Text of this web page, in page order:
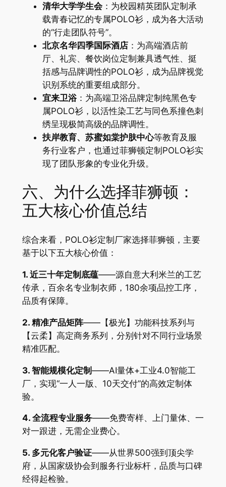
清华大学学生会：为校园精英团队定制承
载青春记忆的专属POLO衫，成为各大活动
的“行走团队符号”。
北京名华四季国际酒店：为高端酒店前
厅、礼宾、餐饮岗位定制兼具透气性、挺
括感与品牌调性的POLO衫，成为品牌视觉
识别系统的重要组成部分。
宜来卫浴：为高端卫浴品牌定制纯黑色专
属POLO衫，以活性染工艺与同色系撞色刺
绣呈现极简高级的品牌调性。
扶岸教育、苏蜜如棠护肤中心等教育及服
务行业客户，也通过菲狮顿定制POLO衫实
现了团队形象的专业化升级。
六、为什么选择菲狮顿：
五大核心价值总结
综合来看，POLO衫定制厂家选择菲狮顿，主要
基于以下五大核心价值：
1. 近三十年定制底蕴——源自意大利米兰的工艺
传承，百余名专业制衣师，180余项品控工序，
品质有保障。
2. 精准产品矩阵——【极光】功能科技系列与
【云柔】高定商务系列，分别针对不同行业场景
精准匹配。
3. 智能规模化定制 ——AI量体+工业4.0智能工
厂，实现“一人一版、10天交付”的高效定制体
验。
4. 全流程专业服务——免费寄样、上门量体、一
对一跟进，无需企业费心。
5. 多元化客户验证——从世界500强到顶尖学
府，从国家级协会到服务行业标杆，品质与口碑
经得起检验。